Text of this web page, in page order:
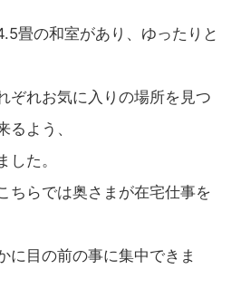
畳の和室があり、ゆったりと
ぞれお気に入りの場所を見つ
るよう、
した。
ちらでは奥さまが在宅仕事を
に目の前の事に集中できま